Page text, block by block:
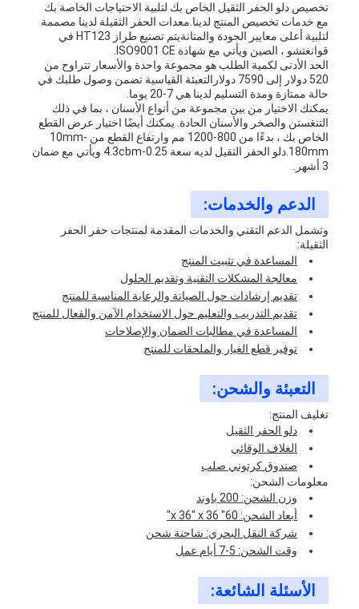
تخصيص دلو الحفر الثقيل الخاص بك لتلبية الاحتياجات الخاصة بك
مع خدمات تخصيص المنتج لدينا.معدات الحفر الثقيلة لدينا مصممة
لتلبية أعلى معايير الجودة والمتانةيتم تصنيع طراز HT123 في
قوانغتشو ، الصين ويأتي مع شهادة ISO9001 CE.
الحد الأدنى لكمية الطلب هو مجموعة واحدة والأسعار تتراوح من
520 دولار إلى 7590 دولارالتعبئة القياسية تضمن وصول طلبك في
حالة ممتازة ومدة التسليم لدينا هي 7-20 يوما.
يمكنك الاختيار من بين مجموعة من أنواع الأسنان ، بما في ذلك
التنغستن والصخر والأسنان الحادة. يمكنك أيضًا اختيار عرض القطع
الخاص بك ، بدءًا من 800-1200 مم وارتفاع القطع من 10mm-
180mm.دلو الحفر الثقيل لديه سعة 0.25-4.3cbm ويأتي مع ضمان
3 أشهر.
الدعم والخدمات:
وتشمل الدعم التقني والخدمات المقدمة لمنتجات حفر الحفر
الثقيلة:
المساعدة في تثبيت المنتج
معالجة المشكلات التقنية وتقديم الحلول
تقديم إرشادات حول الصيانة والرعاية المناسبة للمنتج
تقديم التدريب والتعليم حول الاستخدام الآمن والفعال للمنتج
المساعدة في مطالبات الضمان والإصلاحات
توفير قطع الغيار والملحقات للمنتج
التعبئة والشحن:
تغليف المنتج:
دلو الحفر الثقيل
الغلاف الوقائي
صندوق كرتوني صلب
معلومات الشحن:
وزن الشحن: 200 باوند
أبعاد الشحن: 60" x 36" x 36"
شركة النقل البحري: شاحنة شحن
وقت الشحن: 5-7 أيام عمل
الأسئلة الشائعة: